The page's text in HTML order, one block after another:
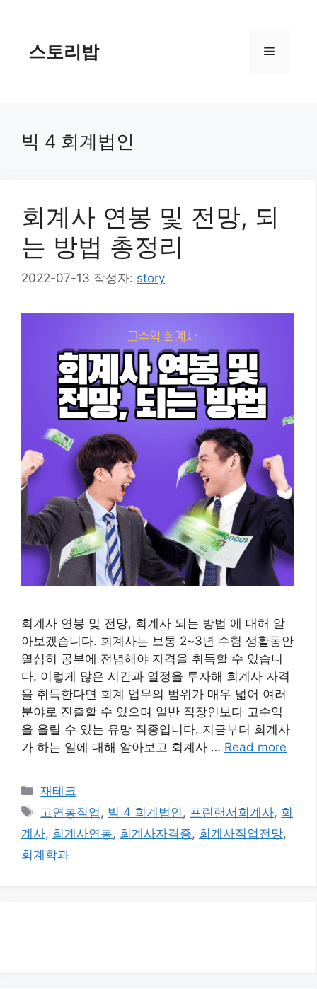
스토리밥 메
빅 4 회계법인
회계사 연봉 및 전망, 되
는 방법 총정리
2022-07-13 작성자: story
회계사 연봉 및 전망, 회계사 되는 방법 에 대해 알
아보겠습니다. 회계사는 보통 2~3년 수험 생활동안
열심히 공부에 전념해야 자격을 취득할 수 있습니
다. 이렇게 많은 시간과 열정을 투자해 회계사 자격
을 취득한다면 회계 업무의 범위가 매우 넓어 여러
분야로 진출할 수 있으며 일반 직장인보다 고수익
을 올릴 수 있는 유망 직종입니다. 지금부터 회계사
가 하는 일에 대해 알아보고 회계사 … Read more
카
테
리
재테크
태
그
고연봉직업 , 빅 4 회계법인 , 프린랜서회계사, 회
계사, 회계사연봉, 회계사자격증, 회계사직업전망,
회계학과